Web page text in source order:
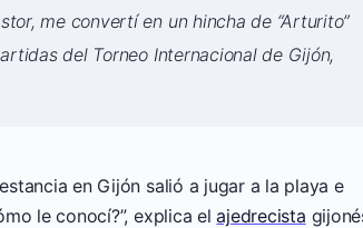
me convertí en un hincha de “Arturito”
del Torneo Internacional de Gijón,
en Gijón salió a jugar a la playa e
le conocí?”, explica elajedrecista